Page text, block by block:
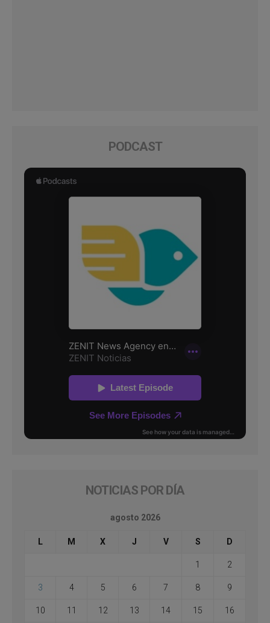
PODCAST
NOTICIAS POR DÍA
agosto 2026
L M X J V S D
1 2
3 4 5 6 7 8 9
10 11 12 13 14 15 16